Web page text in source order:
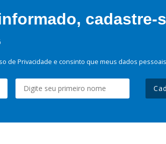
cadastre-
de Privacidade e consinto que meus dados